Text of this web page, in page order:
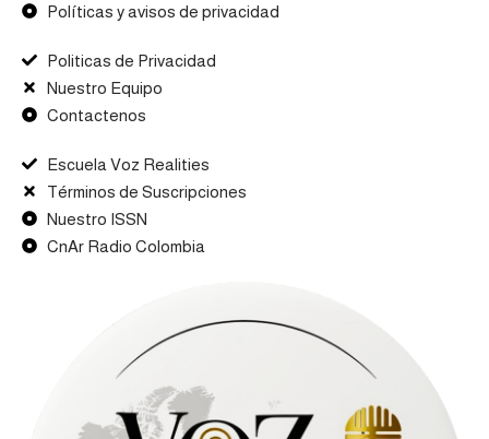
Políticas y avisos de privacidad
Politicas de Privacidad
Nuestro Equipo
Contactenos
Escuela Voz Realities
Términos de Suscripciones
Nuestro ISSN
CnAr Radio Colombia